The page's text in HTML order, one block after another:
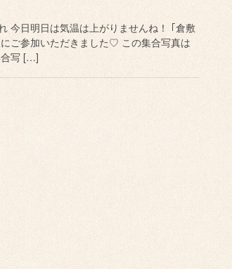
今日明日は気温は上がりませんね！ ｢倉敷
ご参加いただきました♡ この集合写真は
合写 […]